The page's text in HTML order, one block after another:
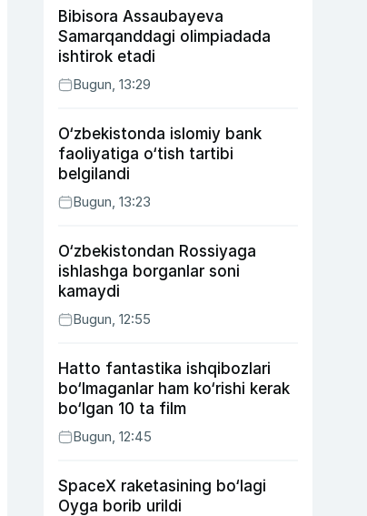
Bibisora Assaubayeva
Samarqanddagi olimpiadada
ishtirok etadi
Bugun, 13:29
O‘zbekistonda islomiy bank
faoliyatiga o‘tish tartibi
belgilandi
Bugun, 13:23
O‘zbekistondan Rossiyaga
ishlashga borganlar soni
kamaydi
Bugun, 12:55
Hatto fantastika ishqibozlari
bo‘lmaganlar ham ko‘rishi kerak
bo‘lgan 10 ta film
Bugun, 12:45
SpaceX raketasining bo‘lagi
Oyga borib urildi